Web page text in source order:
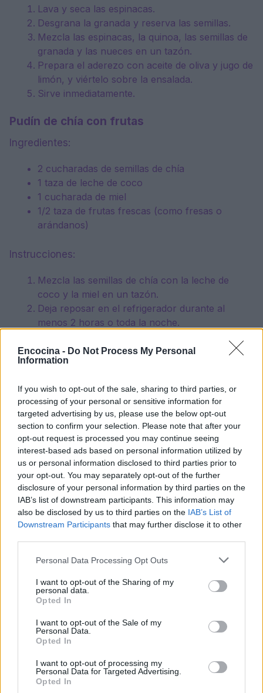
Encocina - Do Not Process My Personal
Information
If you wish to opt-out of the sale, sharing to third parties, or
processing of your personal or sensitive information for
targeted advertising by us, please use the below opt-out
section to confirm your selection. Please note that after your
opt-out request is processed you may continue seeing
interest-based ads based on personal information utilized by
us or personal information disclosed to third parties prior to
your opt-out. You may separately opt-out of the further
disclosure of your personal information by third parties on the
IAB’s list of downstream participants. This information may
also be disclosed by us to third parties on the IAB’s List of
Downstream Participants that may further disclose it to other
Please note that this website/app uses one or more Google
not limited to your visit or usage behaviour. You may click to
grant or deny consent to Google and its third-party tags to
use your data for below specified purposes in below Google
consent section.
Personal Data Processing Opt Outs
I want to opt-out of the Sharing of my
personal data.
Opted In
I want to opt-out of the Sale of my
Personal Data.
Opted In
I want to opt-out of processing my
Personal Data for Targeted Advertising.
Opted In
Lava y seca las espinacas.
Desgrana la granada y reserva las semillas.
Mezcla las espinacas, la quinoa, las semillas de
granada y las nueces en un tazón.
Prepara el aderezo con aceite de oliva y jugo de
limón, y viértelo sobre la ensalada.
Sirve inmediatamente.
Pudín de chía con frutas
Ingredientes:
2 cucharadas de semillas de chía
1 taza de leche de coco
1 cucharada de miel
1/2 taza de frutas frescas (como fresas o
arándanos)
Instrucciones:
Mezcla las semillas de chía con la leche de
coco y la miel en un tazón.
Deja reposar en el refrigerador durante al
menos 2 horas o toda la noche.
encima.
Para obtener el máximo beneficio de estos
alimentos, es importante consumirlos de manera
regular y en las porciones adecuadas. Aquí hay
algunos consejos prácticos:
Incorpora el açaí en el desayuno o como snack
saludable.
Consume la granada fresca para aprovechar al
máximo sus antioxidantes.
Combina estos alimentos con una dieta
equilibrada y un estilo de vida saludable.
Los antioxidantes son esenciales para mantener
una buena salud, y el açaí, la granada y las
semillas de chía son excelentes fuentes de estos
es fácil, sino también delicioso. Con recetas
sencillas y prácticas, es posible disfrutar de sus